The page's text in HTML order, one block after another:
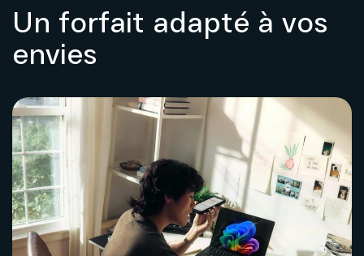
Un forfait adapté à vos
envies